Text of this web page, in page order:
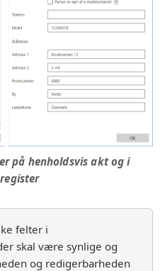
på henholdsvis akt og i
felter i
skal være synlige og
og redigerbarheden